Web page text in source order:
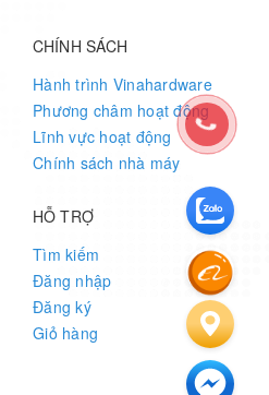
CHÍNH SÁCH
Hành trình Vinahardware
Phương châm hoạt động
Lĩnh vực hoạt động
Chính sách nhà máy
HỖ TRỢ
Tìm kiếm
Đăng nhập
Đăng ký
Giỏ hàng